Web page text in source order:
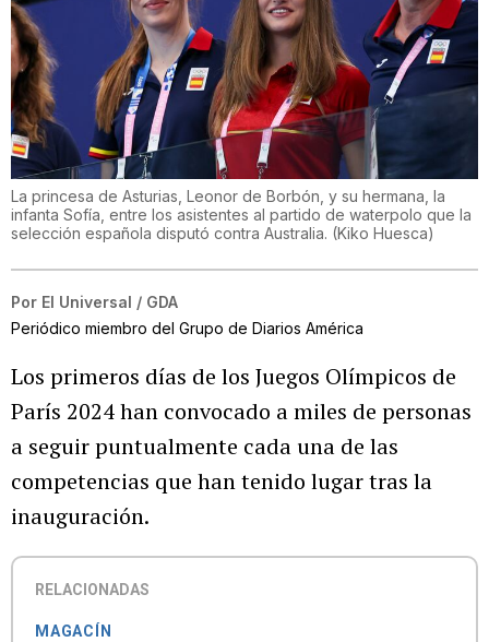
La princesa de Asturias, Leonor de Borbón, y su hermana, la
infanta Sofía, entre los asistentes al partido de waterpolo que la
selección española disputó contra Australia. (Kiko Huesca)
Por El Universal / GDA
Periódico miembro del Grupo de Diarios América
Los primeros días de los Juegos Olímpicos de
París 2024 han convocado a miles de personas
a seguir puntualmente cada una de las
competencias que han tenido lugar tras la
inauguración.
RELACIONADAS
MAGACÍN